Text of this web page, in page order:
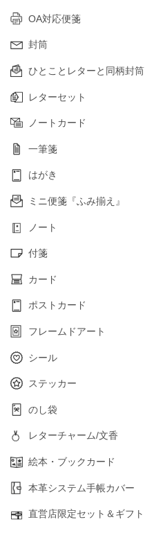
OA対応便箋
封筒
ひとことレターと同柄封筒
レターセット
ノートカード
一筆箋
はがき
ミニ便箋『ふみ揃え』
ノート
付箋
カード
ポストカード
フレームドアート
シール
ステッカー
のし袋
レターチャーム/文香
絵本・ブックカード
本革システム手帳カバー
直営店限定セット＆ギフト